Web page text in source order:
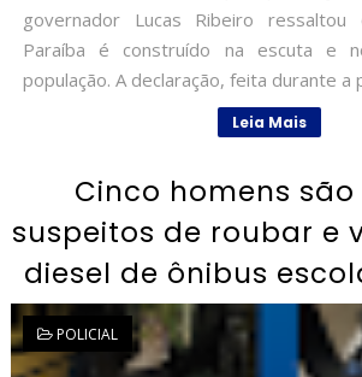
governador Lucas Ribeiro
Paraíba é construído na escuta e
população. A declaração, feita durante a
Leia Mais
Cinco homens são
suspeitos de roubar e
diesel de ônibus
POLICIAL